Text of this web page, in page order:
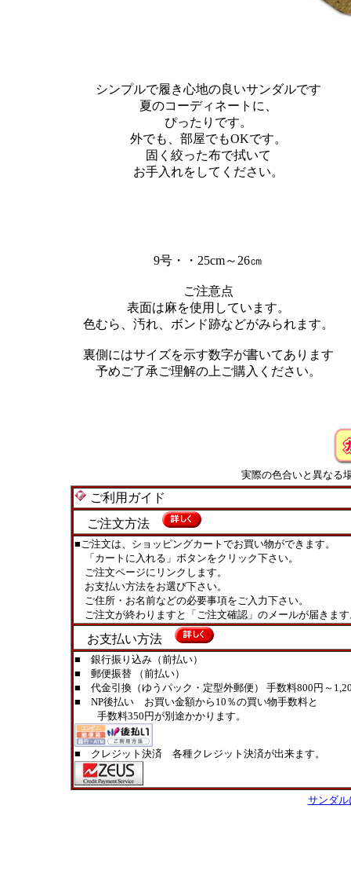
シンプルで履き心地の良いサンダルです
夏のコーディネートに、
ぴったりです。
外でも、部屋でもOKです。
固く絞った布で拭いて
お手入れをしてください。
9号・・25cm～26㎝
ご注意点
表面は麻を使用しています。
色むら、汚れ、ボンド跡などがみられます。
裏側にはサイズを示す数字が書いてあります
予めご了承ご理解の上ご購入ください。
実際の色合いと異なる
ご利用ガイド
ご注文方法
■ご注文は、ショッピングカートでお買い物ができます。
「カートに入れる」ボタンをクリック下さい。
ご注文ページにリンクします。
お支払い方法をお選び下さい。
ご住所・お名前などの必要事項をご入力下さい。
ご注文が終わりますと「ご注文確認」のメールが届きま
お支払い方法
■ 銀行振り込み（前払い）
■ 郵便振替 （前払い）
■ 代金引換（ゆうパック・定型外郵便） 手数料800円～
■ NP後払い お買い金額から10％の買い物手数料と
手数料350円が別途かかります。
■ クレジット決済 各種クレジット決済が出来ます。
サンダル